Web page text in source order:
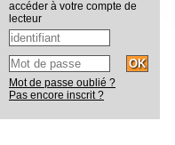
accéder à votre compte de
lecteur
Mot de passe oublié ?
Pas encore inscrit ?